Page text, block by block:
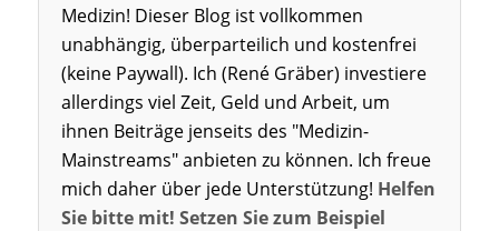
Medizin! Dieser Blog ist vollkommen
unabhängig, überparteilich und kostenfrei
(keine Paywall). Ich (René Gräber) investiere
allerdings viel Zeit, Geld und Arbeit, um
ihnen Beiträge jenseits des "Medizin-
Mainstreams" anbieten zu können. Ich freue
mich daher über jede Unterstützung! Helfen
Sie bitte mit! Setzen Sie zum Beispiel